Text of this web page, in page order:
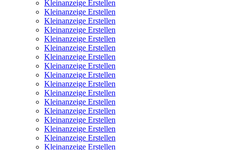
Kleinanzeige Erstellen
Kleinanzeige Erstellen
Kleinanzeige Erstellen
Kleinanzeige Erstellen
Kleinanzeige Erstellen
Kleinanzeige Erstellen
Kleinanzeige Erstellen
Kleinanzeige Erstellen
Kleinanzeige Erstellen
Kleinanzeige Erstellen
Kleinanzeige Erstellen
Kleinanzeige Erstellen
Kleinanzeige Erstellen
Kleinanzeige Erstellen
Kleinanzeige Erstellen
Kleinanzeige Erstellen
Kleinanzeige Erstellen